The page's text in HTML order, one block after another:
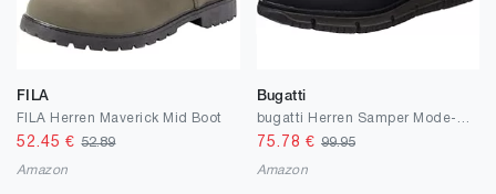
FILA
FILA Herren Maverick Mid Boot
52.45 €52.89
Amazon
Bugatti
75.78 € 99.95
Amazon